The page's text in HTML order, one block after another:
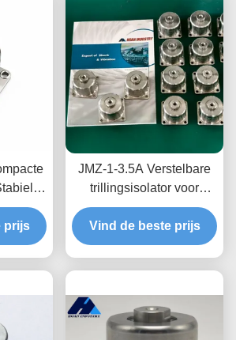
voor
prijs
JMZ-1-3.5A Verstelbare
trillingsisolator voor
HVAC-apparatuur, 3,5 kg
belasting
Vind de beste prijs